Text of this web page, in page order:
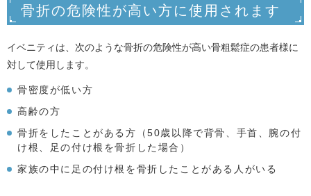
骨折の危険性が高い方に使用されます
イベニティは、次のような骨折の危険性が高い骨粗鬆症の患者様に
対して使用します。
骨密度が低い方
高齢の方
骨折をしたことがある方（50歳以降で背骨、手首、腕の付
け根、足の付け根を骨折した場合）
家族の中に足の付け根を骨折したことがある人がいる